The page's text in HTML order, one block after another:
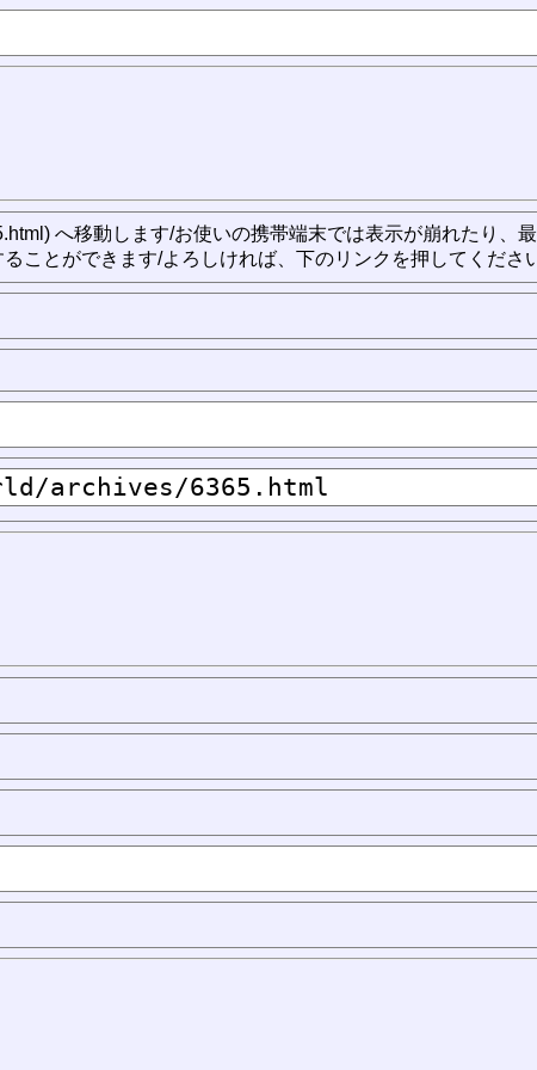
へ移動します/お使いの携帯端末では表示が崩れたり、
ことができます/よろしければ、下のリンクを押してくださ